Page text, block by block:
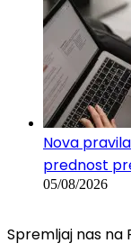
Nova
prednost
05/08/2026
Spremljaj nas na